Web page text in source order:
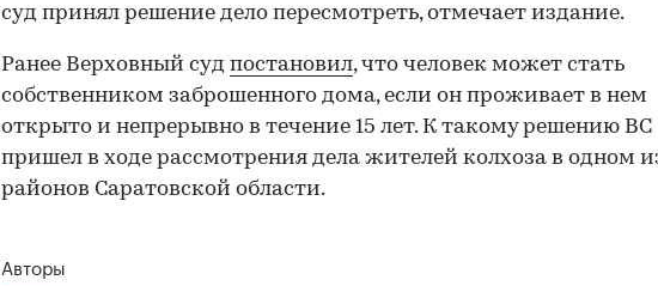
суд принял решение дело пересмотреть, отмечает издание.
Ранее Верховный суд постановил, что человек может стать
собственником заброшенного дома, если он проживает в нем
открыто и непрерывно в течение 15 лет. К такому решению ВС
пришел в ходе рассмотрения дела жителей колхоза в одном
районов Саратовской области.
Авторы